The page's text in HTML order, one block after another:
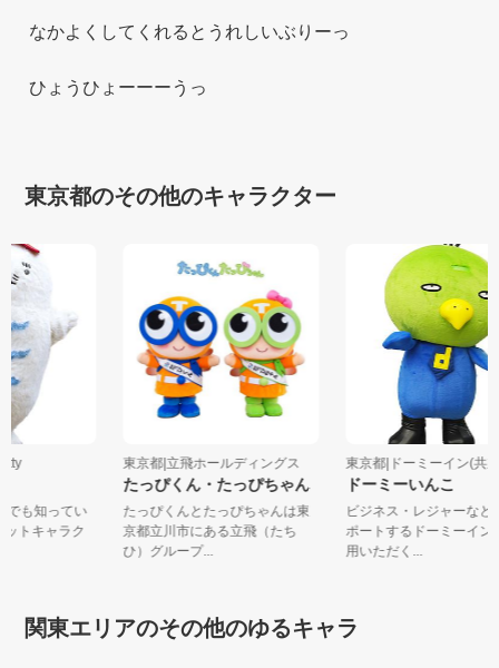
なかよくしてくれるとうれしいぶりーっ
ひょうひょーーーうっ
東京都のその他のキャラクター
でも知ってい
ットキャラク
東京都|立飛ホールディングス
たっぴくん・たっぴちゃん
たっぴくんとたっぴちゃんは東
京都立川市にある立飛（たち
ひ）グループ...
東京都|ドーミーイン(
ドーミーいんこ
ビジネス・レジャーな
ポートするドーミーイ
用いただく...
関東エリアのその他のゆるキャラ